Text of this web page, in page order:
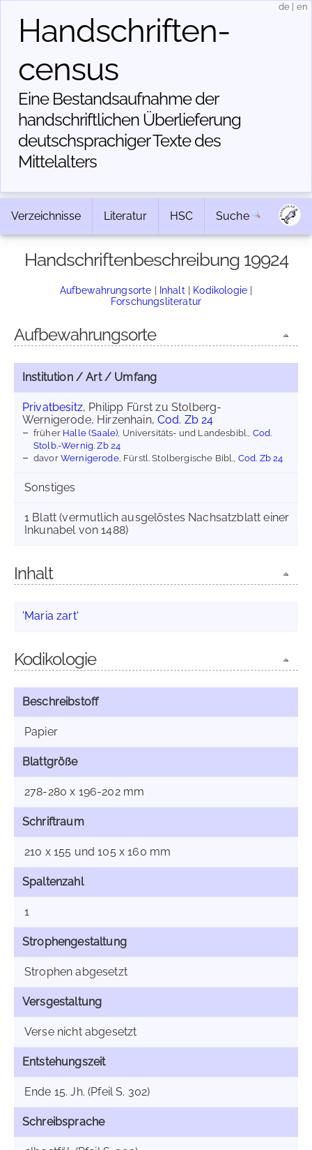
Handschriften­
census
Eine Bestandsaufnahme der
handschriftlichen Über­lieferung
deutschsprachiger Texte des
Mittelalters
de en
Verzeichnisse Literatur HSC Suche
Handschriftenbeschreibung 19924
Aufbewahrungsorte | Inhalt | Kodikologie |
Forschungsliteratur
Aufbewahrungsorte
Institution / Art / Umfang
Privatbesitz, Philipp Fürst zu Stolberg-
Wernigerode, Hirzenhain,Cod. Zb 24
früher Halle (Saale) , Universitäts- und Landesbibl., Cod.
Stolb.-Wernig. Zb 24
davorWernigerode, Fürstl. Stolbergische Bibl., Cod. Zb 24
Sonstiges
1 Blatt (vermutlich ausgelöstes Nachsatzblatt einer
Inkunabel von 1488)
Inhalt
'Maria zart'
Kodikologie
Beschreibstoff
Papier
Blattgröße
278-280 x 196-202 mm
Schriftraum
210 x 155 und 105 x 160 mm
Spaltenzahl
1
Strophengestaltung
Strophen abgesetzt
Versgestaltung
Verse nicht abgesetzt
Entstehungszeit
Ende 15. Jh. (Pfeil S. 302)
Schreibsprache